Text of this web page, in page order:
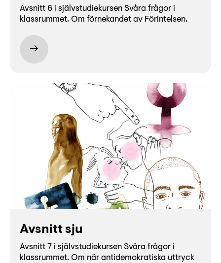
Avsnitt 6 i självstudiekursen Svåra frågor i
klassrummet. Om förnekandet av Förintelsen.
Avsnitt sju
Avsnitt 7 i självstudiekursen Svåra frågor i
klassrummet. Om när antidemokratiska uttryck